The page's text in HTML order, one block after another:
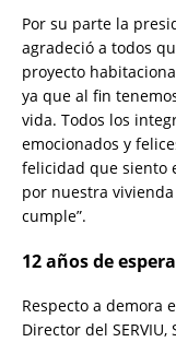
Por su parte la
agradeció a todos
proyecto
ya que al fin
vida. Todos los
emocionados y
felicidad que siento
por nuestra
cumple”.
12 años de espera
Respecto a demora
Director del